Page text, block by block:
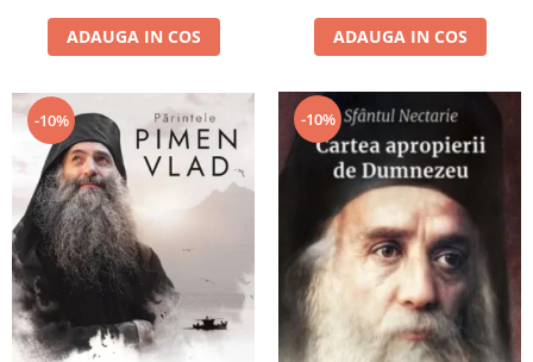
ADAUGA IN COS ADAUGA IN COS
-10% -10%